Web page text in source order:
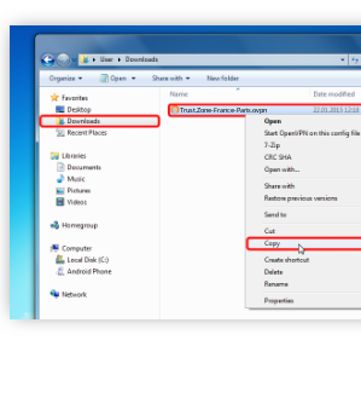
Trust.Zone-France-Paris.ovpn